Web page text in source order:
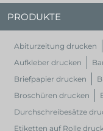
PRODUKTE
Abiturzeitung drucken
Aufkleber drucken
Briefpapier drucken
Broschüren drucken
Durchschreibesätze
Etiketten auf Rolle